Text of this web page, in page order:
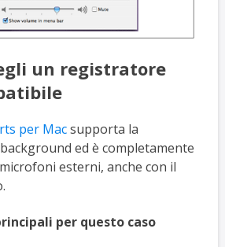
un registratore
per Macsupporta la
ed è completamente
esterni, anche con il
per questo caso